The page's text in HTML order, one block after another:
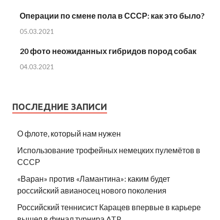
Операции по смене пола в СССР: как это было?
05.03.2021
20 фото неожиданных гибридов пород собак
04.03.2021
ПОСЛЕДНИЕ ЗАПИСИ
О флоте, который нам нужен
Использование трофейных немецких пулемётов в
СССР
«Варан» против «Ламантина»: каким будет
российский авианосец нового поколения
Российский теннисист Карацев впервые в карьере